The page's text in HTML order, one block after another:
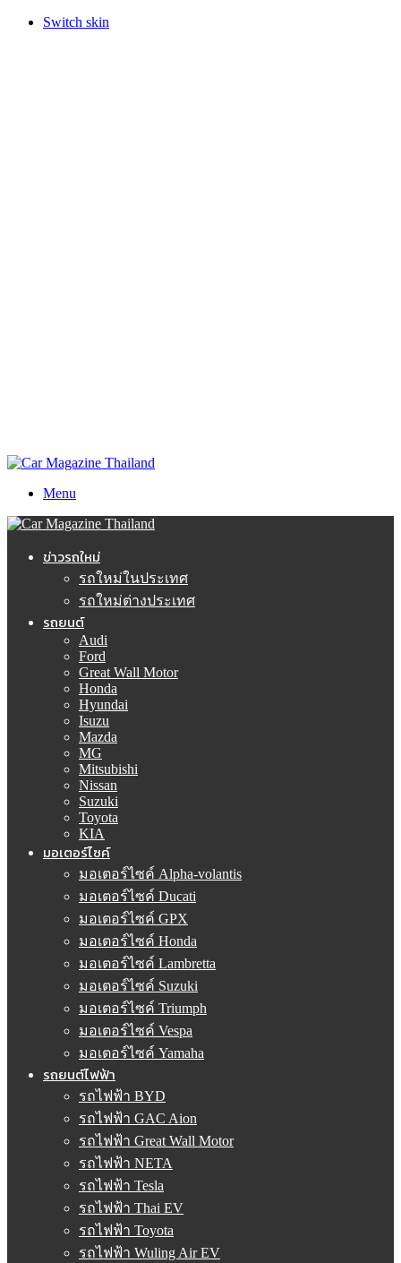
Switch skin
Menu
ข่าวรถใหม่
รถใหม่ในประเทศ
รถใหม่ต่างประเทศ
รถยนต์
Audi
Ford
Great Wall Motor
Honda
Hyundai
Isuzu
Mazda
MG
Mitsubishi
Nissan
Suzuki
Toyota
KIA
มอเตอร์ไซค์
มอเตอร์ไซค์ Alpha-volantis
มอเตอร์ไซค์ Ducati
มอเตอร์ไซค์ GPX
มอเตอร์ไซค์ Honda
มอเตอร์ไซค์ Lambretta
มอเตอร์ไซค์ Suzuki
มอเตอร์ไซค์ Triumph
มอเตอร์ไซค์ Vespa
มอเตอร์ไซค์ Yamaha
รถยนต์ไฟฟ้า
รถไฟฟ้า BYD
รถไฟฟ้า GAC Aion
รถไฟฟ้า Great Wall Motor
รถไฟฟ้า NETA
รถไฟฟ้า Tesla
รถไฟฟ้า Thai EV
รถไฟฟ้า Toyota
รถไฟฟ้า Wuling Air EV